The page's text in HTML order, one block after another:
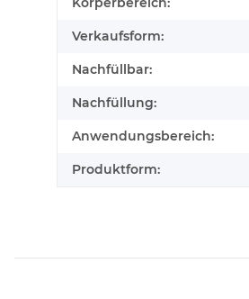
Verkaufsform:
Nachfüllbar:
Nachfüllung:
Anwendungsbereich:
Produktform: